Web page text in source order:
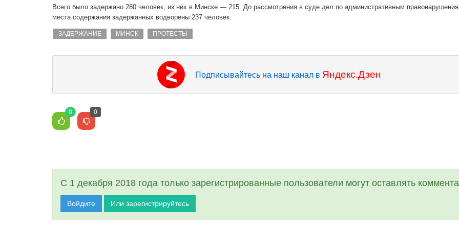
Всего было задержано 280 человек, из них в Минске — 215. До рассмотрения в суде дел по административным
места содержания задержанных водворены 237 человек.
ЗАДЕРЖАНИЕ МИНСК ПРОТЕСТЫ
Подписывайтесь на наш канал в Яндекс.Дзен
0 0
С 1 декабря 2018 года только зарегистрированные пользователи могут оставлять
Войдите Или зарегистрируйтесь